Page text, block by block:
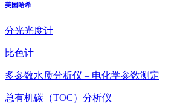
美国哈希
分光光度计
比色计
多参数水质分析仪 – 电化学参数测定
总有机碳（TOC）分析仪